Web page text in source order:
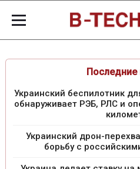
Последние
Украинский беспилотник
обнаруживает РЭБ, РЛС и
Украинский дрон-
борьбу с